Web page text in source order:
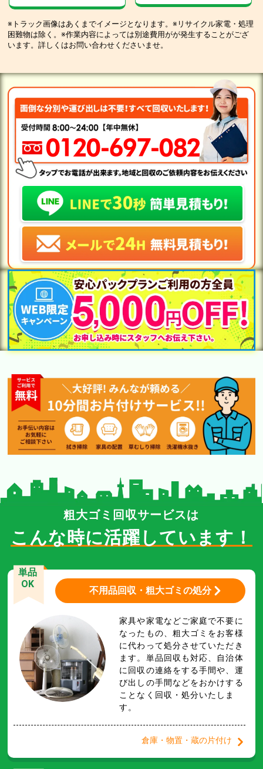
※トラック画像はあくまでイメージとなります。※リサイクル家電・処理
困難物は除く。※作業内容によっては別途費用がが発生することがござ
います。詳しくはお問い合わせくださいませ。
0120-697-082
粗大ゴミ回収サービスは
こんな時に活躍しています！
単品
OK
不用品回収・粗大ゴミの処分
家具や家電などご家庭で不要に
なったもの、粗大ゴミをお客様
に代わって処分させていただき
ます。単品回収も対応、自治体
に回収の連絡をする手間や、運
び出しの手間などをおかけする
ことなく回収・処分いたしま
す。
倉庫・物置・蔵の片付け